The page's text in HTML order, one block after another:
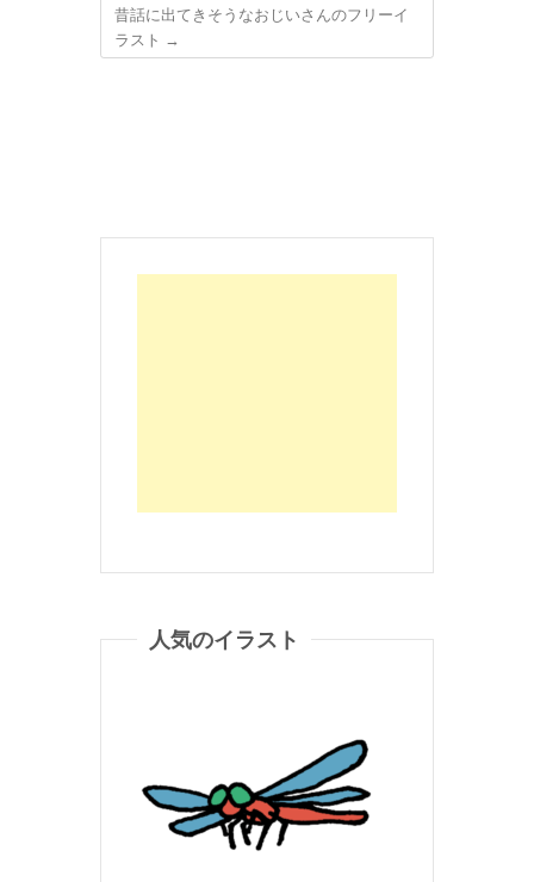
昔話に出てきそうなおじいさんのフリーイ
ラスト →
人気のイラスト